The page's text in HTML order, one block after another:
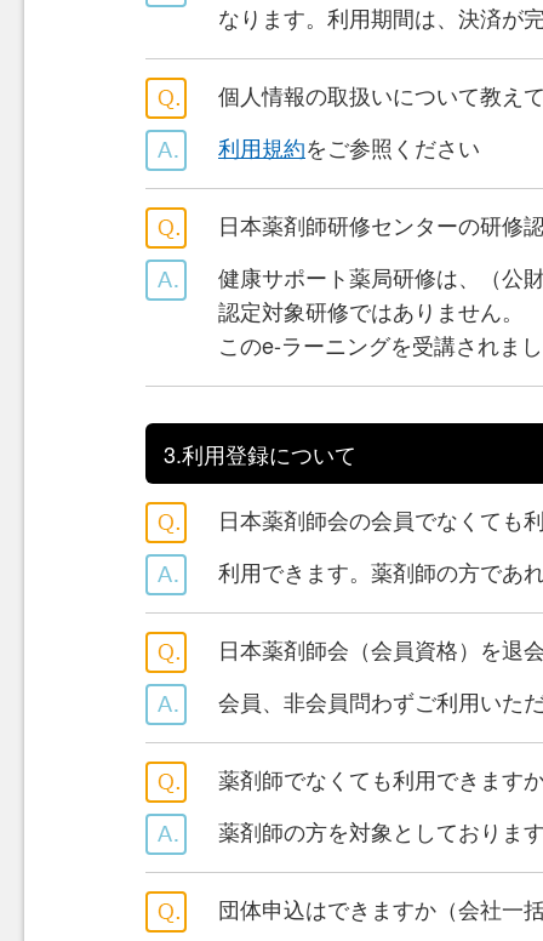
なります。利用期間は、決済が
個人情報の取扱いについて教え
利用規約をご参照ください
日本薬剤師研修センターの研修
健康サポート薬局研修は、（公
認定対象研修ではありません。
このe-ラーニングを受講されま
3.利用登録について
日本薬剤師会の会員でなくても
利用できます。薬剤師の方であ
日本薬剤師会（会員資格）を退
会員、非会員問わずご利用いた
薬剤師でなくても利用できます
薬剤師の方を対象としておりま
団体申込はできますか（会社